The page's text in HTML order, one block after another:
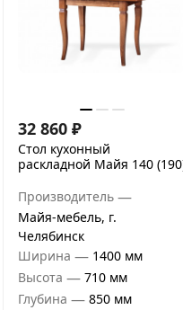
32 860 ₽
Стол кухонный
раскладной Майя 140
Производитель —
Майя-мебель, г.
Челябинск
Ширина — 1400 мм
Высота — 710 мм
Глубина — 850 мм